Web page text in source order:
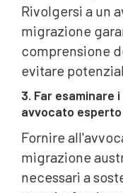
Rivolgersi a un
migrazione
comprensione
evitare
3. Far esaminare
avvocato
Fornire
migrazione
necessari a